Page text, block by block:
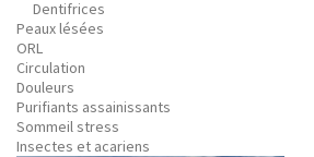
Dentifrices
Peaux lésées
ORL
Circulation
Douleurs
Purifiants assainissants
Sommeil stress
Insectes et acariens